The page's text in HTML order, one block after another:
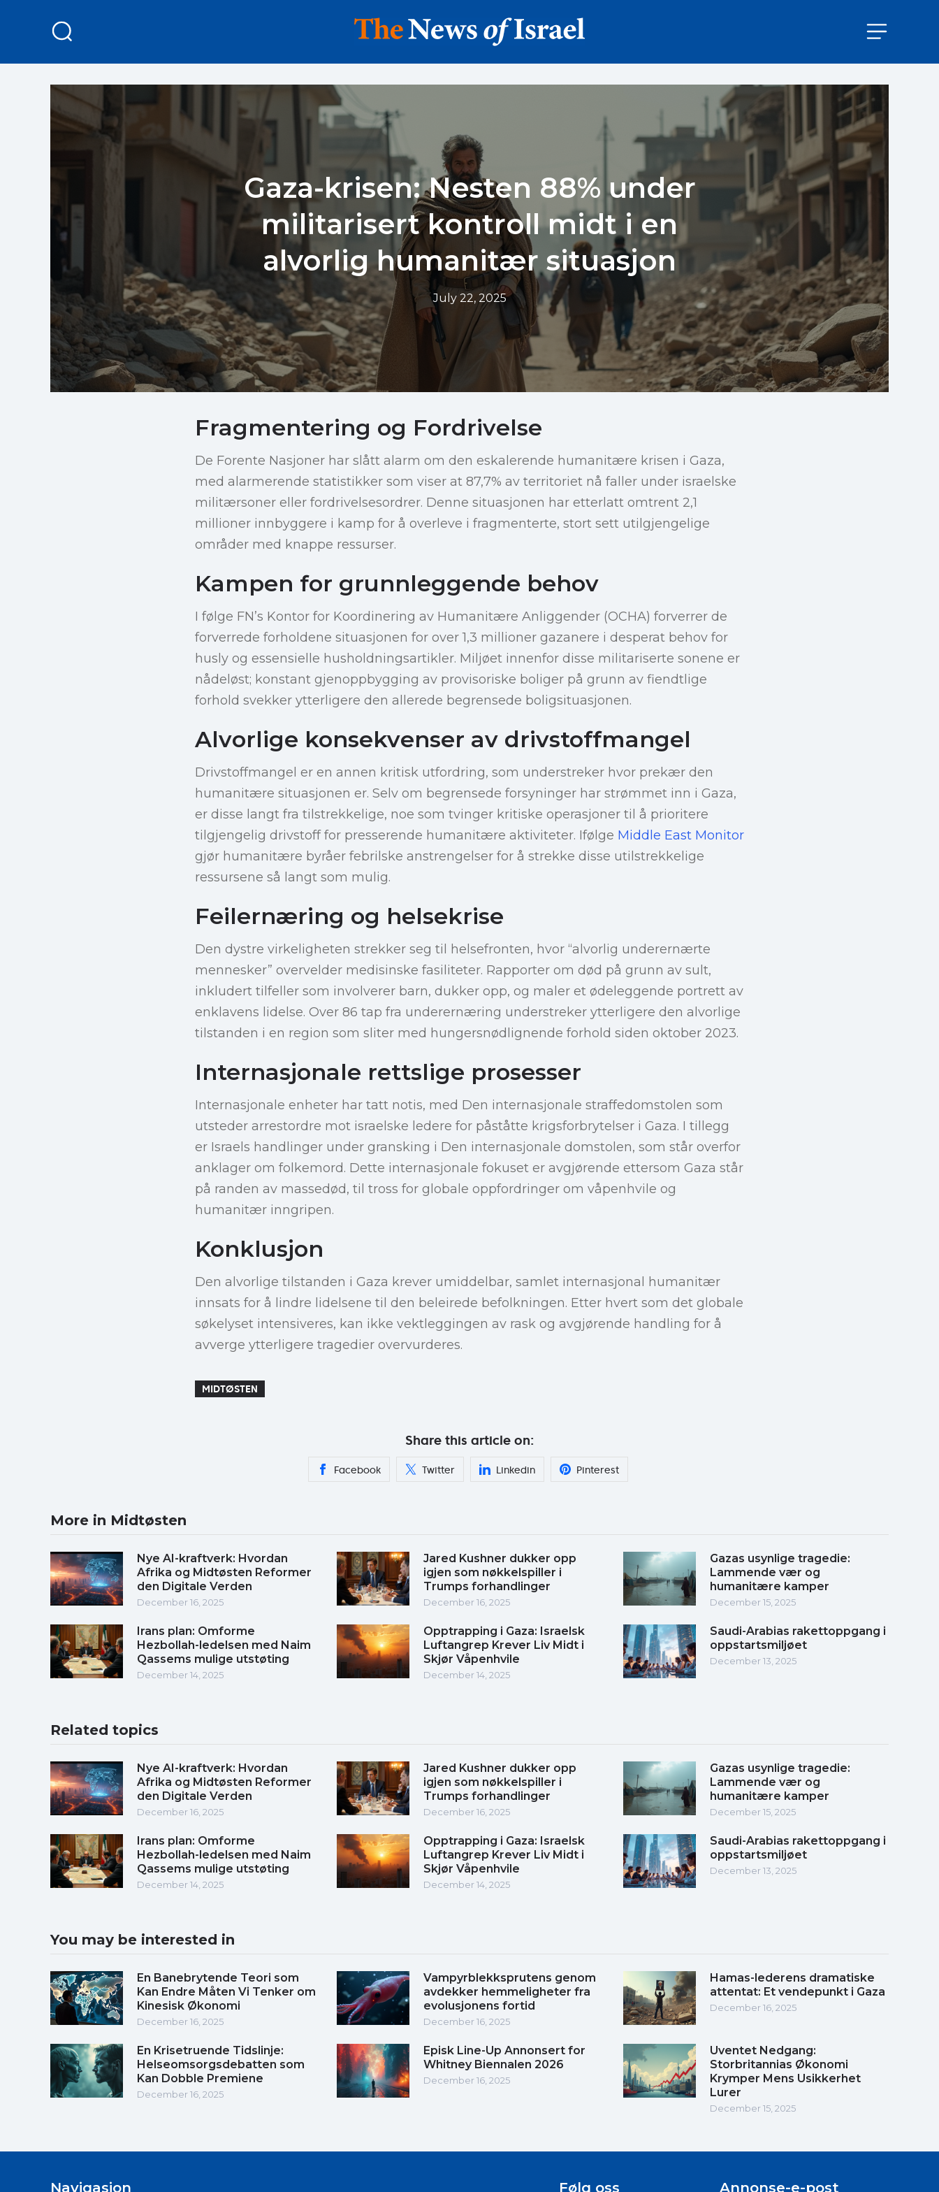
Gaza-krisen: Nesten 88% under
militarisert kontroll midt i en
alvorlig humanitær situasjon
July 22, 2025
Fragmentering og Fordrivelse
De Forente Nasjoner har slått alarm om den eskalerende humanitære krisen i Gaza,
med alarmerende statistikker som viser at 87,7% av territoriet nå faller under israelske
militærsoner eller fordrivelsesordrer. Denne situasjonen har etterlatt omtrent 2,1
millioner innbyggere i kamp for å overleve i fragmenterte, stort sett utilgjengelige
områder med knappe ressurser.
Kampen for grunnleggende behov
I følge FN’s Kontor for Koordinering av Humanitære Anliggender (OCHA) forverrer de
forverrede forholdene situasjonen for over 1,3 millioner gazanere i desperat behov for
husly og essensielle husholdningsartikler. Miljøet innenfor disse militariserte sonene er
nådeløst; konstant gjenoppbygging av provisoriske boliger på grunn av fiendtlige
forhold svekker ytterligere den allerede begrensede boligsituasjonen.
Alvorlige konsekvenser av drivstoffmangel
Drivstoffmangel er en annen kritisk utfordring, som understreker hvor prekær den
humanitære situasjonen er. Selv om begrensede forsyninger har strømmet inn i Gaza,
er disse langt fra tilstrekkelige, noe som tvinger kritiske operasjoner til å prioritere
tilgjengelig drivstoff for presserende humanitære aktiviteter. Ifølge Middle East Monitor
gjør humanitære byråer febrilske anstrengelser for å strekke disse utilstrekkelige
ressursene så langt som mulig.
Feilernæring og helsekrise
Den dystre virkeligheten strekker seg til helsefronten, hvor “alvorlig underernærte
mennesker” overvelder medisinske fasiliteter. Rapporter om død på grunn av sult,
inkludert tilfeller som involverer barn, dukker opp, og maler et ødeleggende portrett av
enklavens lidelse. Over 86 tap fra underernæring understreker ytterligere den alvorlige
tilstanden i en region som sliter med hungersnødlignende forhold siden oktober 2023.
Internasjonale rettslige prosesser
Internasjonale enheter har tatt notis, med Den internasjonale straffedomstolen som
utsteder arrestordre mot israelske ledere for påståtte krigsforbrytelser i Gaza. I tillegg
er Israels handlinger under gransking i Den internasjonale domstolen, som står overfor
anklager om folkemord. Dette internasjonale fokuset er avgjørende ettersom Gaza står
på randen av massedød, til tross for globale oppfordringer om våpenhvile og
humanitær inngripen.
Konklusjon
Den alvorlige tilstanden i Gaza krever umiddelbar, samlet internasjonal humanitær
innsats for å lindre lidelsene til den beleirede befolkningen. Etter hvert som det globale
søkelyset intensiveres, kan ikke vektleggingen av rask og avgjørende handling for å
avverge ytterligere tragedier overvurderes.
MIDTØSTEN
Share this article on:
Facebook Twitter Linkedin Pinterest
More in Midtøsten
Nye AI-kraftverk: Hvordan
Afrika og Midtøsten Reformer
den Digitale Verden
December 16, 2025
Jared Kushner dukker opp
igjen som nøkkelspiller i
Trumps forhandlinger
December 16, 2025
Gazas usynlige tragedie:
Lammende vær og
humanitære kamper
December 15, 2025
Irans plan: Omforme
Hezbollah-ledelsen med Naim
Qassems mulige utstøting
December 14, 2025
Opptrapping i Gaza: Israelsk
Luftangrep Krever Liv Midt i
Skjør Våpenhvile
December 14, 2025
Saudi-Arabias rakettoppgang i
oppstartsmiljøet
December 13, 2025
Related topics
Nye AI-kraftverk: Hvordan
Afrika og Midtøsten Reformer
den Digitale Verden
December 16, 2025
Jared Kushner dukker opp
igjen som nøkkelspiller i
Trumps forhandlinger
December 16, 2025
Gazas usynlige tragedie:
Lammende vær og
humanitære kamper
December 15, 2025
Irans plan: Omforme
Hezbollah-ledelsen med Naim
Qassems mulige utstøting
December 14, 2025
Opptrapping i Gaza: Israelsk
Luftangrep Krever Liv Midt i
Skjør Våpenhvile
December 14, 2025
Saudi-Arabias rakettoppgang i
oppstartsmiljøet
December 13, 2025
You may be interested in
En Banebrytende Teori som
Kan Endre Måten Vi Tenker om
Kinesisk Økonomi
December 16, 2025
Vampyrblekksprutens genom
avdekker hemmeligheter fra
evolusjonens fortid
December 16, 2025
Hamas-lederens dramatiske
attentat: Et vendepunkt i Gaza
December 16, 2025
En Krisetruende Tidslinje:
Helseomsorgsdebatten som
Kan Dobble Premiene
December 16, 2025
Episk Line-Up Annonsert for
Whitney Biennalen 2026
December 16, 2025
Uventet Nedgang:
Storbritannias Økonomi
Krymper Mens Usikkerhet
Lurer
December 15, 2025
Navigasjon Følg oss Annonse-e-post